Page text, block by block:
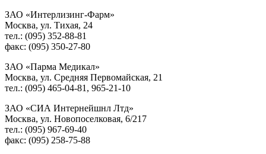
ЗАО «Интерлизинг-Фарм»
Москва, ул. Тихая, 24
тел.: (095) 352-88-81
факс: (095) 350-27-80
ЗАО «Парма Медикал»
Москва, ул. Средняя Первомайская, 21
тел.: (095) 465-04-81, 965-21-10
ЗАО «СИА Интернейшнл Лтд»
Москва, ул. Новопоселковая, 6/217
тел.: (095) 967-69-40
факс: (095) 258-75-88